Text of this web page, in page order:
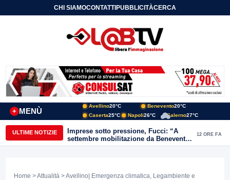
CHI SIAMOCONTATTIPUBBLICITÀCERCA
MENÙ
+
Avellino20°C Benevento20°C
Caserta25°C Napoli26°C Salerno27°C
ULTIME NOTIZIE
Imprese sotto pressione, Fucci: “A
settembre mobilitazione da Benevento
e Avellino”
12 ORE FA
Home >Attualità > Avellino| Emergenza climatica, Legambiente e